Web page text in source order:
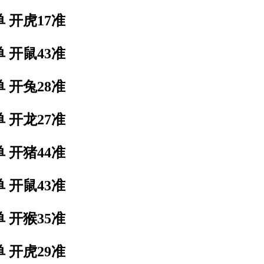
开虎17准
开鼠43准
开兔28准
开龙27准
开猪44准
开鼠43准
开猴35准
开虎29准